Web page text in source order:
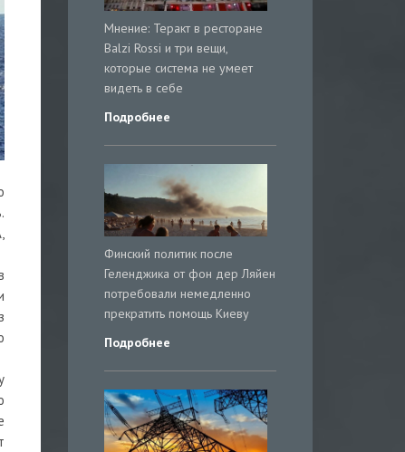
Мнение: Теракт в ресторане
Balzi Rossi и три вещи,
которые система не умеет
видеть в себе
Подробнее
Финский политик после
Геленджика от фон дер Ляйен
потребовали немедленно
прекратить помощь Киеву
Подробнее